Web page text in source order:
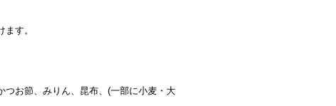
す。
つお節、みりん、昆布、(一部に小麦・大